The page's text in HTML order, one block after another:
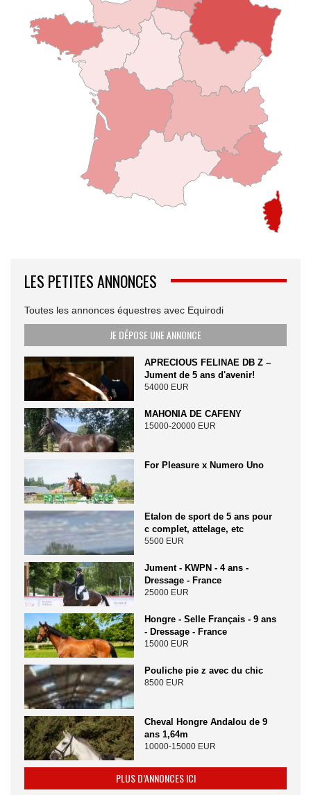
LES PETITES ANNONCES
Toutes les annonces équestres avec Equirodi
JE DÉPOSE UNE ANNONCE
APRECIOUS FELINAE DB Z –
Jument de 5 ans d'avenir!
54000 EUR
MAHONIA DE CAFENY
15000-20000 EUR
For Pleasure x Numero Uno
Etalon de sport de 5 ans pour
c complet, attelage, etc
5500 EUR
Jument - KWPN - 4 ans -
Dressage - France
25000 EUR
Hongre - Selle Français - 9 ans
- Dressage - France
15000 EUR
Pouliche pie z avec du chic
8500 EUR
Cheval Hongre Andalou de 9
ans 1,64m
10000-15000 EUR
PLUS D’ANNONCES ICI